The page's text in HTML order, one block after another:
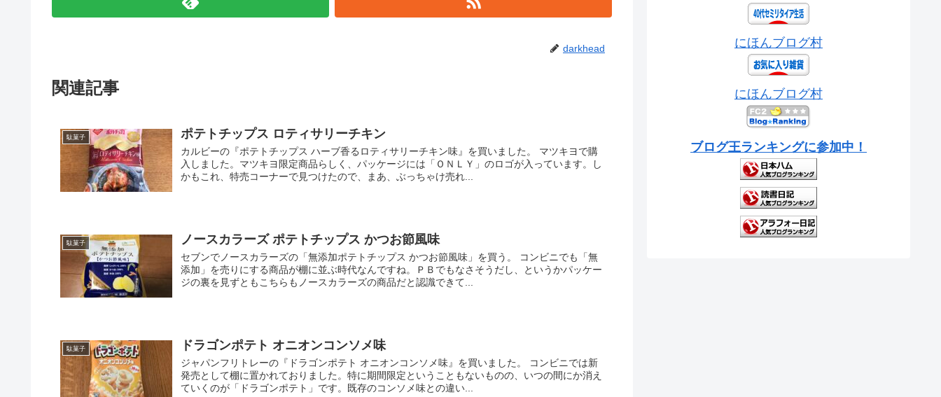
darkhead
関連記事
駄菓子 ポテトチップス ロティサリーチキン
カルビーの『ポテトチップス ハーブ香るロティサリーチキン味』を買いました。 マツキヨで購
入しました。マツキヨ限定商品らしく、パッケージには「ＯＮＬＹ」のロゴが入っています。し
かもこれ、特売コーナーで見つけたので、まあ、ぶっちゃけ売れ...
駄菓子 ノースカラーズ ポテトチップス かつお節風味
セブンでノースカラーズの「無添加ポテトチップス かつお節風味」を買う。 コンビニでも「無
添加」を売りにする商品が棚に並ぶ時代なんですね。ＰＢでもなさそうだし、というかパッケー
ジの裏を見ずともこちらもノースカラーズの商品だと認識できて...
駄菓子 ドラゴンポテト オニオンコンソメ味
ジャパンフリトレーの『ドラゴンポテト オニオンコンソメ味』を買いました。 コンビニでは新
発売として棚に置かれておりました。特に期間限定ということもないものの、いつの間にか消え
ていくのが「ドラゴンポテト」です。既存のコンソメ味との違い...
にほんブログ村
にほんブログ村
ブログ王ランキングに参加中！